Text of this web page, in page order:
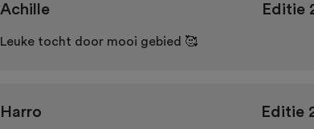
Achille Editie
Leuke tocht door mooi gebied 🥰
Harro Editie